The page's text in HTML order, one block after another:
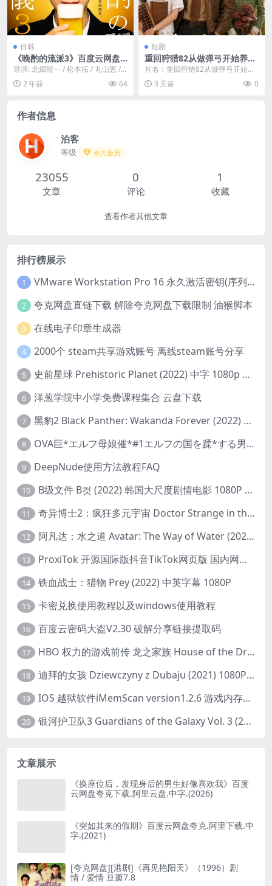
日韩
《晚酌的流派3》百度云网盘
下载.阿里云盘.日语中字.(202
导演: 北畑龍一 / 松本拓 / 丸山恵 /
佐藤リョウ / 小山亮太 资源下载...
2 年前 64
短剧
重回狩猎82从做弹弓开始养全
家第二季（118集）AI短剧 (2
片名：重回狩猎82从做弹弓开始养
全家第二季（118集）AI短剧 (202
6) 分...
3 天前 0
作者信息
泊客
等级 永久会员
23055
文章
0
评论
1
收藏
查看作者其他文章
排行榜展示
1 VMware Workstation Pro 16 永久激活密钥(序列号)
2 夸克网盘直链下载 解除夸克网盘下载限制 油猴脚本
3 在线电子印章生成器
4 2000个 steam共享游戏账号 离线steam账号分享
5 史前星球 Prehistoric Planet (2022) 中字 1080p 高清 阿里云盘 2022.5.27已更新全集
6 洋葱学院中小学免费课程集合 云盘下载
7 黑豹2 Black Panther: Wakanda Forever (2022) 高清版
8 OVA巨*エルフ母娘催*#1エルフの国を蹂*する男。汚された女王と姫
9 DeepNude使用方法教程FAQ
10 B级文件 B컷 (2022) 韩国大尺度剧情电影 1080P 中字
11 奇异博士2：疯狂多元宇宙 Doctor Strange in the Multiverse of Madness (2022) 高清版1080p
12 阿凡达：水之道 Avatar: The Way of Water (2022) 1080p 2k 4k 中文字幕
13 ProxiTok 开源国际版抖音TikTok网页版 国内网络直连
14 铁血战士：猎物 Prey (2022) 中英字幕 1080P
15 卡密兑换使用教程以及windows使用教程
16 百度云密码大盗V2.30 破解分享链接提取码
17 HBO 权力的游戏前传 龙之家族 House of the Dragon (2022) 中字 1080P 更新4集
18 迪拜的女孩 Dziewczyny z Dubaju (2021) 1080P 中字
19 IOS 越狱软件iMemScan version1.2.6 游戏内存修改器
20 银河护卫队3 Guardians of the Galaxy Vol. 3 (2023)4K高清资源1080p只分享精品
文章展示
《换座位后，发现身后的男生好像喜欢我》百度
云网盘夸克下载.阿里云盘.中字.(2026)
《突如其来的假期》百度云网盘夸克.阿里下载.中
字.(2021)
[夸克网盘][港剧]《再见艳阳天》（1996）剧
情 / 爱情 豆瓣7.8